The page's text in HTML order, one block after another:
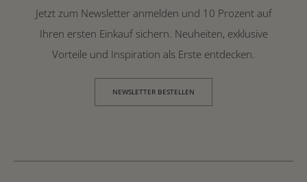
Jetzt zum Newsletter anmelden und 10 Prozent auf
Ihren ersten Einkauf sichern. Neuheiten, exklusive
Vorteile und Inspiration als Erste entdecken.
NEWSLETTER BESTELLEN